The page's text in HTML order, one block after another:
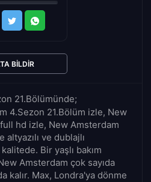
21.Bölümünde;
4.Sezon 21.Bölüm izle, New
hd izle, New Amsterdam
ve dublajlı
Bir yaşlı bakım
Amsterdam çok sayıda
kalır. Max, Londra'ya dönme
BILDIR